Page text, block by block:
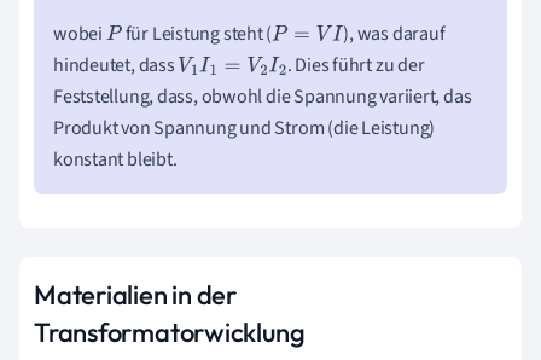
wobeiP für Leistung steht (P= VI
), was darauf
hindeutet, dass V1I1= V2I 2
. Dies führt zu der
Feststellung, dass, obwohl die Spannung variiert, das
Produkt von Spannung und Strom (die Leistung)
konstant bleibt.
Materialien in der
Transformatorwicklung